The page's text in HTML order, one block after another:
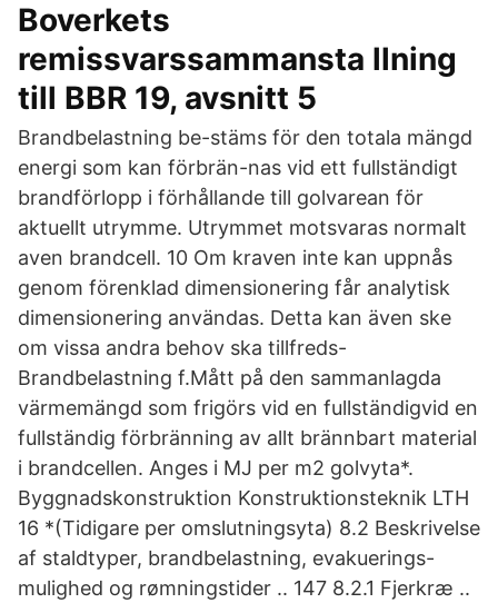
Boverkets
remissvarssammansta llning
till BBR 19, avsnitt 5
Brandbelastning be-stäms för den totala mängd
energi som kan förbrän-nas vid ett fullständigt
brandförlopp i förhållande till golvarean för
aktuellt utrymme. Utrymmet motsvaras normalt
aven brandcell. 10 Om kraven inte kan uppnås
genom förenklad dimensionering får analytisk
dimensionering användas. Detta kan även ske
om vissa andra behov ska tillfreds-
Brandbelastning f.Mått på den sammanlagda
värmemängd som frigörs vid en fullständigvid en
fullständig förbränning av allt brännbart material
i brandcellen. Anges i MJ per m2 golvyta*.
Byggnadskonstruktion Konstruktionsteknik LTH
16 *(Tidigare per omslutningsyta) 8.2 Beskrivelse
af staldtyper, brandbelastning, evakuerings-
mulighed og rømningstider .. 147 8.2.1 Fjerkræ ..